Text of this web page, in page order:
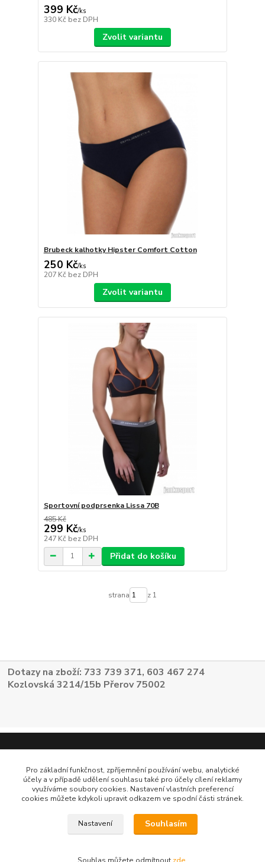
399 Kč/ks
330 Kč bez DPH
Zvolit variantu
Brubeck kalhotky Hipster Comfort Cotton
250 Kč/ks
207 Kč bez DPH
Zvolit variantu
Sportovní podprsenka Lissa 70B
485 Kč
299 Kč/ks
247 Kč bez DPH
Přidat do košíku
strana z 1
Dotazy na zboží: 733 739 371, 603 467 274
Kozlovská 3214/15b Přerov 75002
Pro základní funkčnost, zpříjemnění používání webu, analytické
účely a v případě udělení souhlasu také pro účely cílení reklamy
využíváme soubory cookies. Nastavení vlastních preferencí
cookies můžete kdykoli upravit odkazem ve spodní části stránek.
Nastavení Souhlasím